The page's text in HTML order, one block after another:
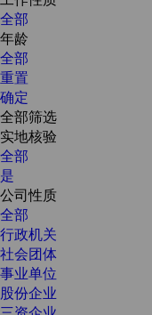
全部
年龄
全部
重置
确定
全部筛选
实地核验
全部
是
公司性质
全部
行政机关
社会团体
事业单位
股份企业